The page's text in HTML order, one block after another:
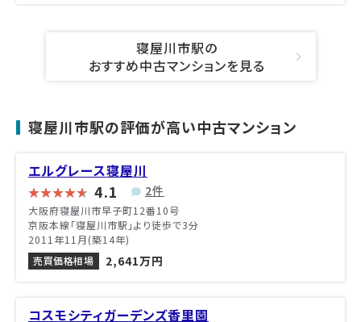
寝屋川市駅の
おすすめ中古マンションを見る
寝屋川市駅の評価が高い中古マンション
エルグレース寝屋川
4.1 2件
大阪府寝屋川市早子町12番10号
京阪本線「寝屋川市駅」より徒歩で3分
2011年11月(築14年)
売買価格相場
2,641万円
コスモシティガーデンズ香里園